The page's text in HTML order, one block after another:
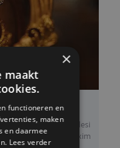
innovatief optisch desi
27 cm en een maxim
×
maakt
functioneren en
maken
en daarmee
Lees verder